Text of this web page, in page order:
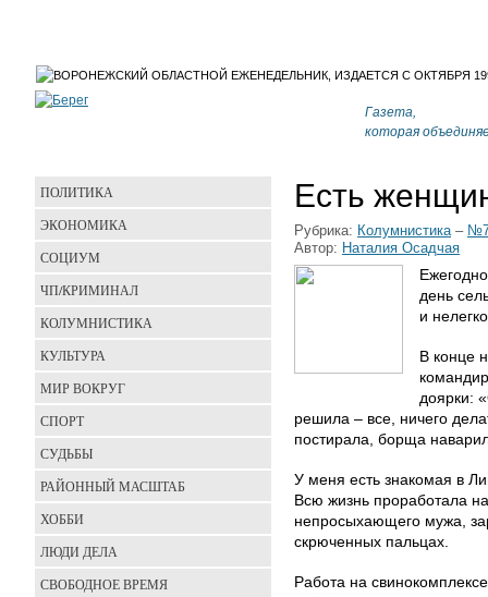
Газета,
которая
Есть
Рубрика: Колумнистика–
Автор: Наталия Осадчая
день
и
В конце
доярки:
решила – все, ничего
постирала, борща
У меня есть знакомая в
Всю жизнь проработала
непросыхающего мужа,
скрюченных пальцах.
Работа на
ПОЛИТИКА
ЭКОНОМИКА
СОЦИУМ
ЧП/КРИМИНАЛ
КОЛУМНИСТИКА
КУЛЬТУРА
МИР ВОКРУГ
СПОРТ
СУДЬБЫ
РАЙОННЫЙ МАСШТАБ
ХОББИ
ЛЮДИ ДЕЛА
СВОБОДНОЕ ВРЕМЯ